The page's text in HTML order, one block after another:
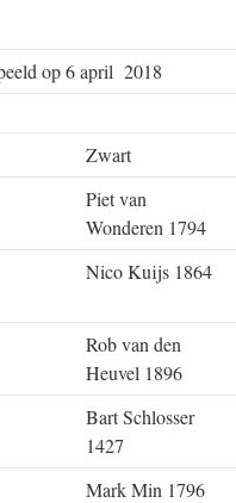
op 6 april 2018
Zwart
Piet van
Wonderen 1794
Nico Kuijs 1864
Rob van den
Heuvel 1896
Bart Schlosser
1427
Mark Min 1796